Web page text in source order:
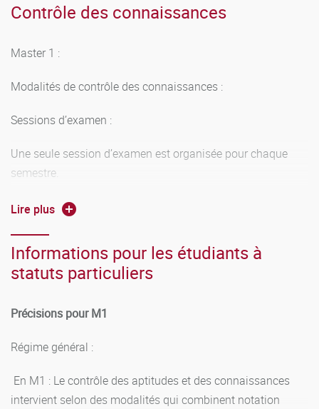
Contrôle des connaissances
Master 1 :
Modalités de contrôle des connaissances :
Sessions d’examen :
Une seule session d’examen est organisée pour chaque
semestre.
Règles de validation et de capitalisation :
Principes généraux :
COMPENSATION : Une compensation s’effectue au
calculée à partir de la moyenne des notes des unités
semestre est validé si la moyenne générale des notes des
10 sur 20.
Lire plus
Informations pour les étudiants à
statuts particuliers
Précisions pour M1
Régime général :
En M1 : Le contrôle des aptitudes et des connaissances
intervient selon des modalités qui combinent notation